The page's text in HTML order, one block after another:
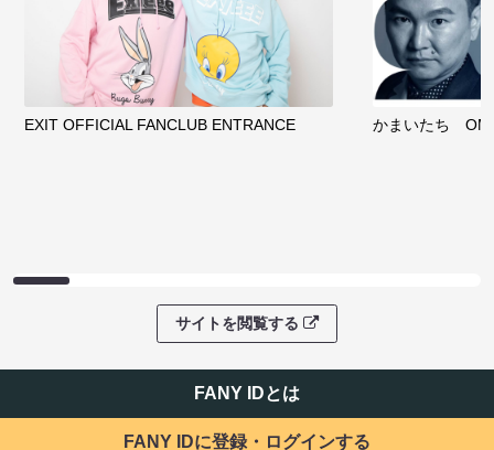
EXIT OFFICIAL FANCLUB ENTRANCE かまいたち
サイトを閲覧する
FANY IDとは
FANY IDに登録・ログインする